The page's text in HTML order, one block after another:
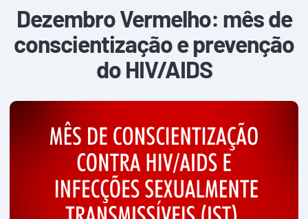
Dezembro Vermelho: mês de
conscientização e prevenção
do HIV/AIDS